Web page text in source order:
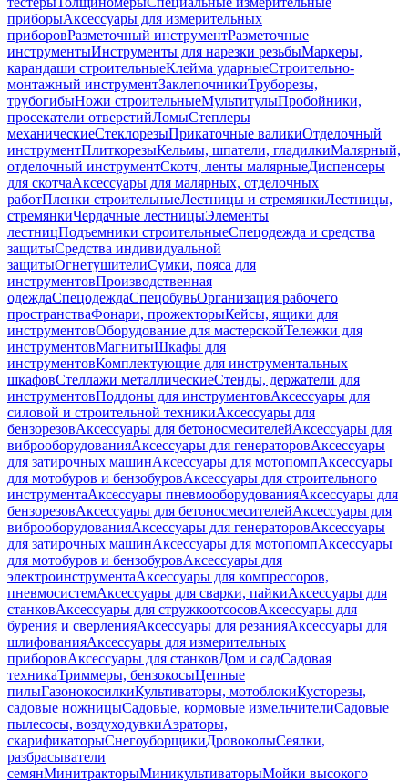
приборыАксессуары для измерительных
приборовРазметочный инструментРазметочные
инструментыИнструменты для нарезки резьбыМаркеры,
карандаши строительныеКлейма ударныеСтроительно-
монтажный инструментЗаклепочникиТруборезы,
трубогибыНожи строительныеМультитулыПробойники,
просекатели отверстийЛомыСтеплеры
механическиеСтеклорезыПрикаточные валикиОтделочный
инструментПлиткорезыКельмы, шпатели, гладилкиМалярный,
отделочный инструментСкотч, ленты малярныеДиспенсеры
для скотчаАксессуары для малярных, отделочных
работПленки строительныеЛестницы и стремянкиЛестницы,
стремянкиЧердачные лестницыЭлементы
лестницПодъемники строительныеСпецодежда и средства
защитыСредства индивидуальной
защитыОгнетушителиСумки, пояса для
инструментовПроизводственная
одеждаСпецодеждаСпецобувьОрганизация рабочего
пространстваФонари, прожекторыКейсы, ящики для
инструментовОборудование для мастерскойТележки для
инструментовМагнитыШкафы для
инструментовКомплектующие для инструментальных
шкафовСтеллажи металлическиеСтенды, держатели для
инструментовПоддоны для инструментовАксессуары для
силовой и строительной техникиАксессуары для
бензорезовАксессуары для бетоносмесителейАксессуары для
виброоборудованияАксессуары для генераторовАксессуары
для затирочных машинАксессуары для мотопомпАксессуары
для мотобуров и бензобуровАксессуары для строительного
инструментаАксессуары пневмооборудованияАксессуары для
бензорезовАксессуары для бетоносмесителейАксессуары для
виброоборудованияАксессуары для генераторовАксессуары
для затирочных машинАксессуары для мотопомпАксессуары
для мотобуров и бензобуровАксессуары для
электроинструментаАксессуары для компрессоров,
пневмосистемАксессуары для сварки, пайкиАксессуары для
станковАксессуары для стружкоотсосовАксессуары для
бурения и сверленияАксессуары для резанияАксессуары для
шлифованияАксессуары для измерительных
приборовАксессуары для станковДом и садСадовая
техникаТриммеры, бензокосыЦепные
пилыГазонокосилкиКультиваторы, мотоблокиКусторезы,
садовые ножницыСадовые, кормовые измельчителиСадовые
пылесосы, воздуходувкиАэраторы,
скарификаторыСнегоуборщикиДровоколыСеялки,
разбрасыватели
семянМинитракторыМиникультиваторыМойки высокого